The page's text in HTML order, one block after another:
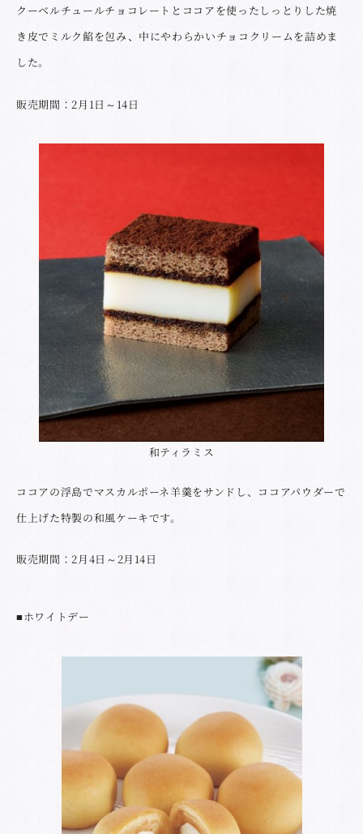
クーベルチュールチョコレートとココアを使ったしっとりした焼
き皮でミルク餡を包み、中にやわらかいチョコクリームを詰めま
した。
販売期間：2月1日～14日
和ティラミス
ココアの浮島でマスカルポーネ羊羹をサンドし、ココアパウダーで
仕上げた特製の和風ケーキです。
販売期間：2月4日～2月14日
■ホワイトデー